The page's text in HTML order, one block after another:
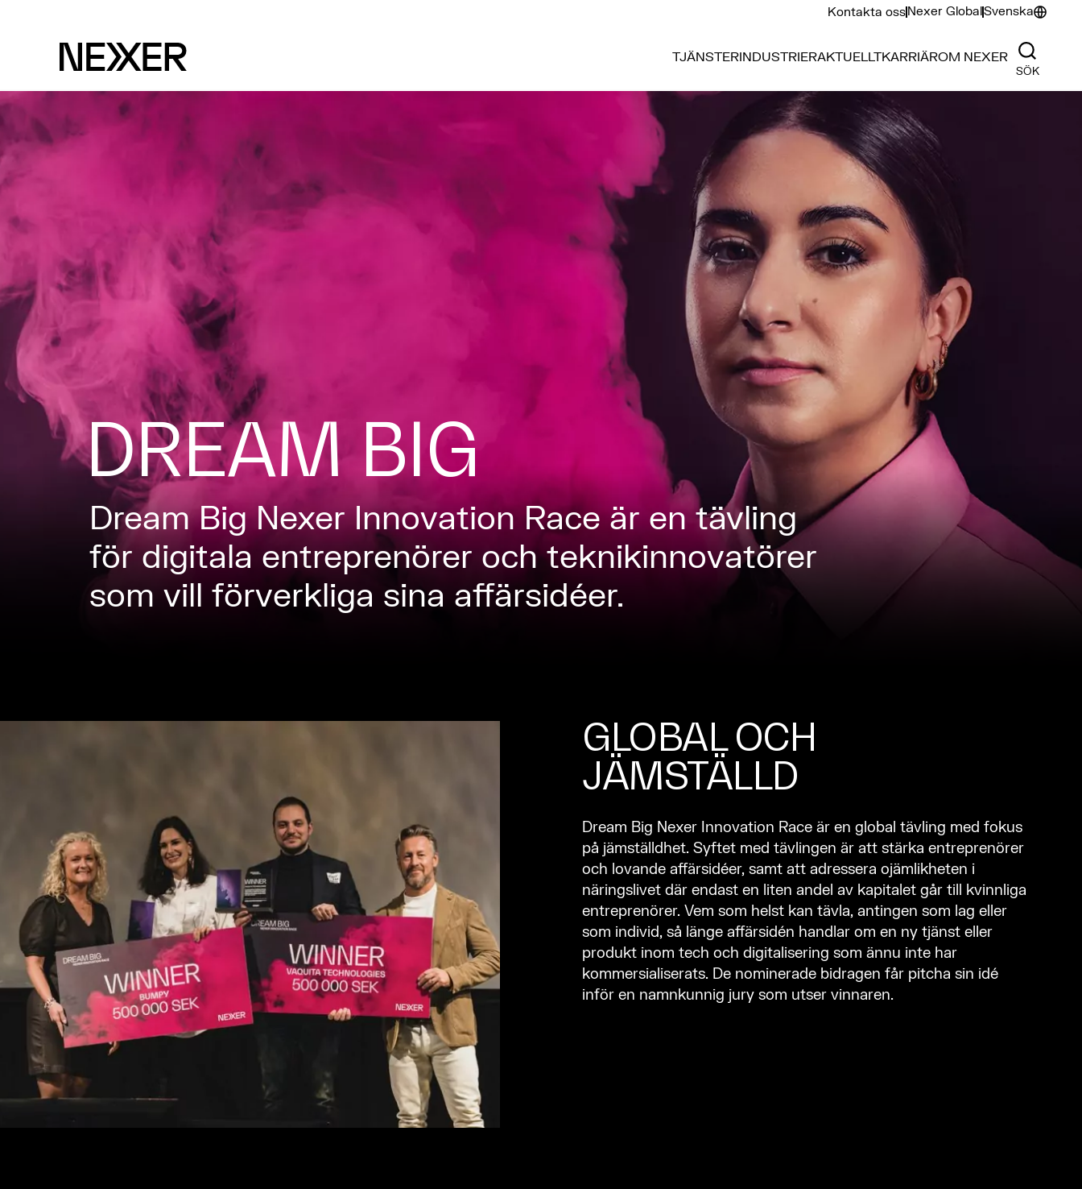
Kontakta ossNexer GlobalSvenska
TJÄNSTERINDUSTRIERAKTUELLTKARRIÄROM NEXER
SÖK
DREAM BIG
Dream Big Nexer Innovation Race är en tävling
för digitala entreprenörer och teknikinnovatörer
som vill förverkliga sina affärsidéer.
GLOBAL OCH
JÄMSTÄLLD
Dream Big Nexer Innovation Race är en global tävling med fokus
på jämställdhet. Syftet med tävlingen är att stärka entreprenörer
och lovande affärsidéer, samt att adressera ojämlikheten i
näringslivet där endast en liten andel av kapitalet går till kvinnliga
entreprenörer. Vem som helst kan tävla, antingen som lag eller
som individ, så länge affärsidén handlar om en ny tjänst eller
produkt inom tech och digitalisering som ännu inte har
kommersialiserats. De nominerade bidragen får pitcha sin idé
inför en namnkunnig jury som utser vinnaren.